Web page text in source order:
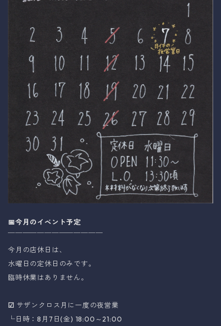
📅今月のイベント予定
￣￣￣￣￣￣￣￣￣￣￣￣￣
今月の店休日は、
水曜日の定休日のみです。
臨時休業はありません。
☑ サザンクロス月に一度の夜営業
└日時：8月7日(金) 18:00～21:00